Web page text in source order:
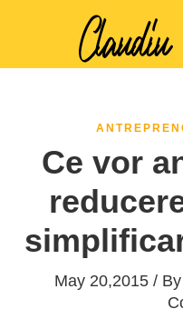
Ce vor
May 20,2015 / By